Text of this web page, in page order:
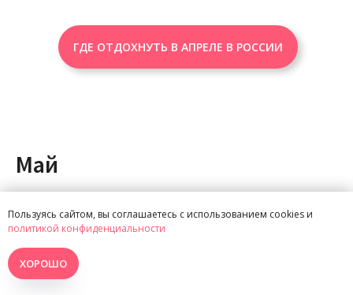
ГДЕ ОТДОХНУТЬ В АПРЕЛЕ В РОССИИ
Май
В мае в Карелии наступает весеннее тепло.
Погода комфортная и предсказуемая. В
Пользуясь сайтом, вы соглашаетесь с использованием cookies и
политикой конфиденциальности
ХОРОШО